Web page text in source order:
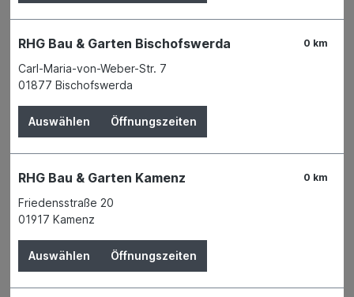
Der Preis wird erst nach Wahl einer Filiale
angezeigt.
Verfügbarkeit
Verfügbar in 9 Filialen
Produktnummer:02334379
0 km
RHG Bau & Garten Bischofswerda
Carl-Maria-von-Weber-Str. 7
01877 Bischofswerda
Auswählen Öffnungszeiten
0 km
RHG Bau & Garten Kamenz
Friedensstraße 20
01917 Kamenz
Auswählen Öffnungszeiten